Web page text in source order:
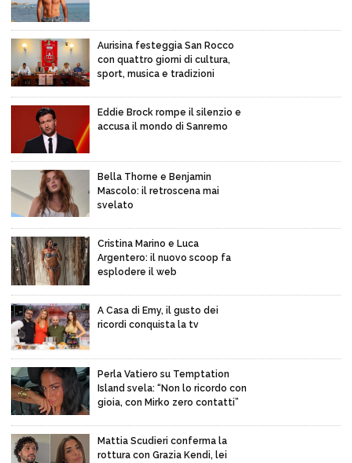
Aurisina festeggia San Rocco
con quattro giorni di cultura,
sport, musica e tradizioni
Eddie Brock rompe il silenzio e
accusa il mondo di Sanremo
Bella Thorne e Benjamin
Mascolo: il retroscena mai
svelato
Cristina Marino e Luca
Argentero: il nuovo scoop fa
esplodere il web
A Casa di Emy, il gusto dei
ricordi conquista la tv
Perla Vatiero su Temptation
Island svela: “Non lo ricordo con
gioia, con Mirko zero contatti”
Mattia Scudieri conferma la
rottura con Grazia Kendi, lei